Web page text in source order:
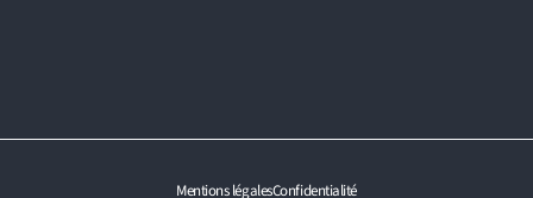
Mentions légalesConfidentialité